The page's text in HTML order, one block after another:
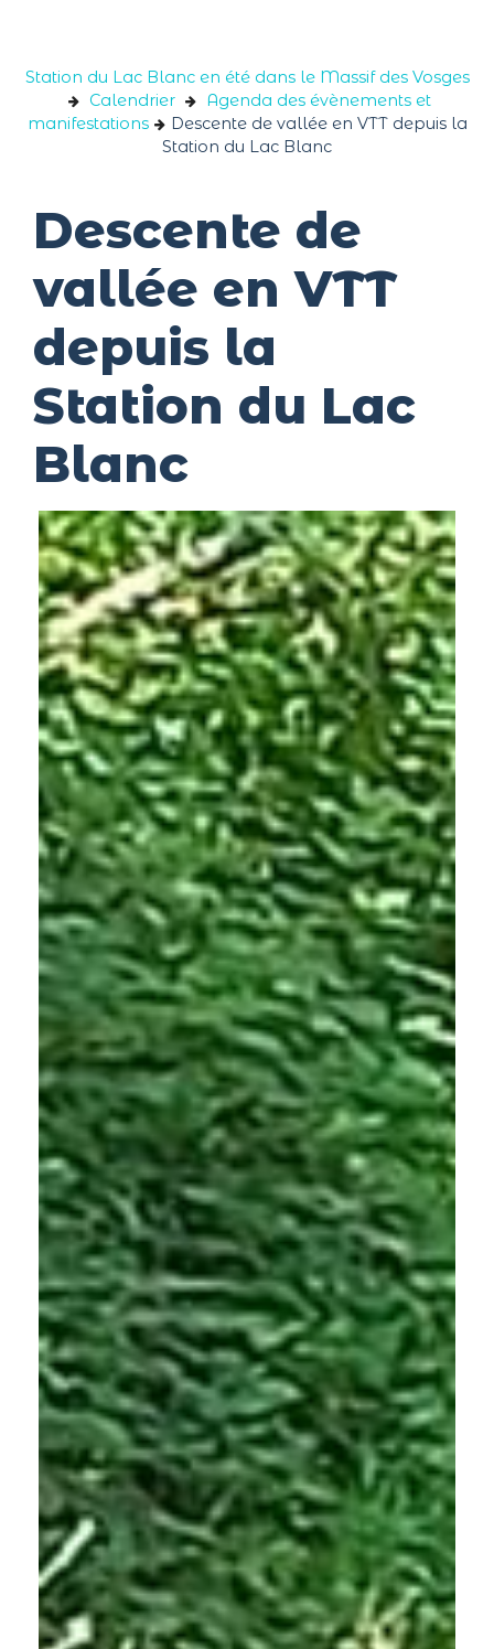
Station du Lac Blanc en été dans le Massif des Vosges
Calendrier
Agenda des évènements et
manifestations
Descente de vallée en VTT depuis la
Station du Lac Blanc
Descente de
vallée en VTT
depuis la
Station du Lac
Blanc